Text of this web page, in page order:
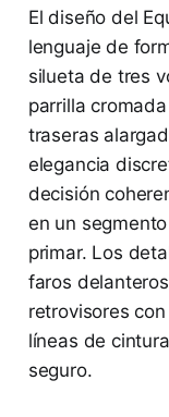
El diseño del
lenguaje de
silueta de tres
parrilla
traseras
elegancia
decisión
en un
primar. Los
faros
retrovisores
líneas de
seguro.